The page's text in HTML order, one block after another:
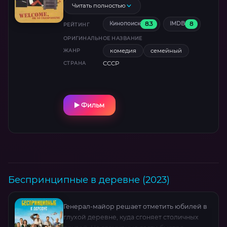
карнавалом масок, где дети объединяются
против бюрократии. Дебютная работа
режиссёра, едва не запрещённая цензурой
— но спасённая личным одобрением
Хрущёва.
Читать полностью
РЕЙТИНГ Кинопоиск 8.3 IMDB 8
ОРИГИНАЛЬНОЕ НАЗВАНИЕ
ЖАНР комедия семейный
СТРАНА СССР
Фильм
Беспринципные в деревне (2023)
Генерал-майор решает отметить юбилей в
глухой деревне, куда сгоняет столичных